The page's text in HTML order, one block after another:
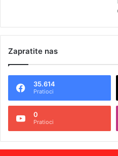
Zapratite nas
35.614
Pratioci
0
Pratioci